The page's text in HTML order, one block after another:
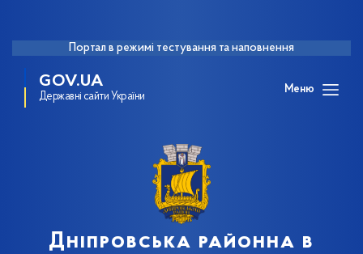
Портал в режимі тестування та наповнення
GOV.UA
Державні сайти України
Меню
Дніпровська районна в